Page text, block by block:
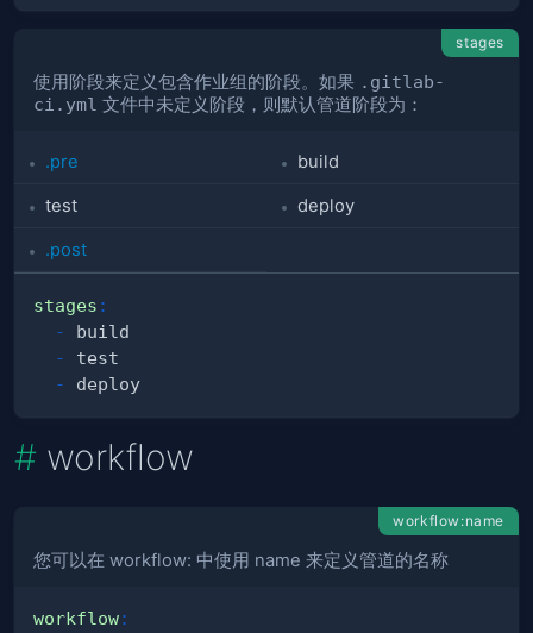
stages
使用阶段来定义包含作业组的阶段。如果 .gitlab-
ci.yml 文件中未定义阶段，则默认管道阶段为：
.pre build
test deploy
.post
stages :
-
-
-
workflow
workflow:name
您可以在 workflow: 中使用 name 来定义管道的名称
workflow: